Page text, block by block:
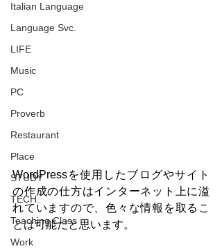
Italian Language
Language Svc.
LIFE
Music
PC
Proverb
Restaurant
Place
STUDY
TECH.
Teaching Class
Work
WordPressを使用したブログやサイト
の作成の仕方はインターネット上に溢
れていますので、色々な情報を取るこ
とは可能だと思います。